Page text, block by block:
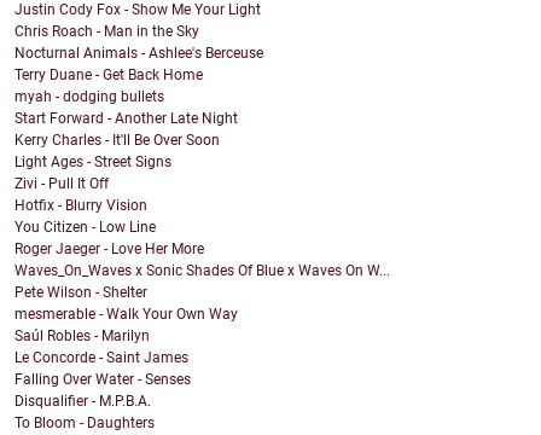
Justin Cody Fox - Show Me Your Light
Chris Roach - Man in the Sky
Nocturnal Animals - Ashlee's Berceuse
Terry Duane - Get Back Home
myah - dodging bullets
Start Forward - Another Late Night
Kerry Charles - It'll Be Over Soon
Light Ages - Street Signs
Zivi - Pull It Off
Hotfix - Blurry Vision
You Citizen - Low Line
Roger Jaeger - Love Her More
Waves_On_Waves x Sonic Shades Of Blue x Waves On W...
Pete Wilson - Shelter
mesmerable - Walk Your Own Way
Saúl Robles - Marilyn
Le Concorde - Saint James
Falling Over Water - Senses
Disqualifier - M.P.B.A.
To Bloom - Daughters